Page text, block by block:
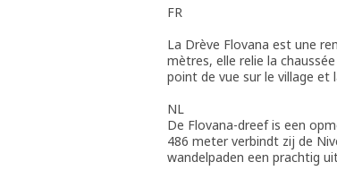
FR
La Drève Flovana est une
mètres, elle relie la
point de vue sur le village et
NL
De Flovana-dreef is een
486 meter verbindt zij de
wandelpaden een prachtig